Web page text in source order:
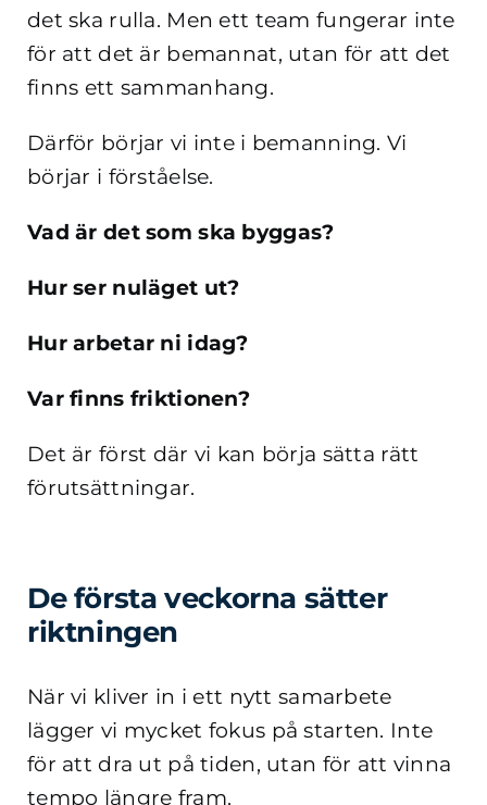
det ska rulla. Men ett team fungerar inte
för att det är bemannat, utan för att det
finns ett sammanhang.
Därför börjar vi inte i bemanning. Vi
börjar i förståelse.
Vad är det som ska byggas?
Hur ser nuläget ut?
Hur arbetar ni idag?
Var finns friktionen?
Det är först där vi kan börja sätta rätt
förutsättningar.
De första veckorna sätter
riktningen
När vi kliver in i ett nytt samarbete
lägger vi mycket fokus på starten. Inte
för att dra ut på tiden, utan för att vinna
tempo längre fram.